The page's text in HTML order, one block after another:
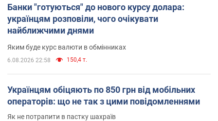
Банки "готуються" до нового курсу долара:
українцям розповіли, чого очікувати
найближчими днями
Яким буде курс валюти в обмінниках
6.08.2026 22:58 150,4 т.
Українцям обіцяють по 850 грн від мобільних
операторів: що не так з цими повідомленнями
Як не потрапити в пастку шахраїв